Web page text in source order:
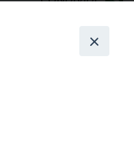
Via San Benedetto, 1